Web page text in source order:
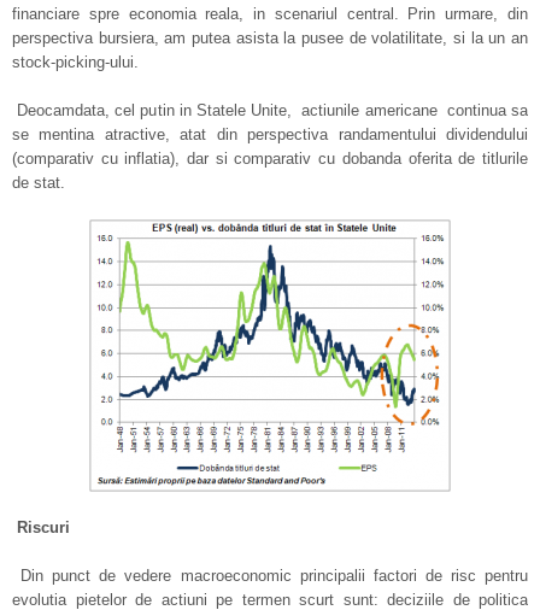
financiare spre economia reala, in scenariul central. Prin urmare, din
perspectiva bursiera, am putea asista la pusee de volatilitate, si la un an
stock-picking-ului.
Deocamdata, cel putin in Statele Unite, actiunile americane continua sa
se mentina atractive, atat din perspectiva randamentului dividendului
(comparativ cu inflatia), dar si comparativ cu dobanda oferita de titlurile
de stat.
Riscuri
Din punct de vedere macroeconomic principalii factori de risc pentru
evolutia pietelor de actiuni pe termen scurt sunt: deciziile de politica